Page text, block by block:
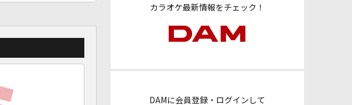
カラオケ最新情報をチェック！
DAMに会員登録・ログインして